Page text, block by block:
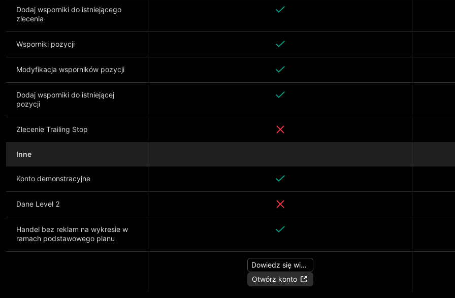
Dodaj wsporniki do istniejącego
zlecenia
Wsporniki pozycji
Modyfikacja wsporników pozycji
Dodaj wsporniki do istniejącej
pozycji
Zlecenie Trailing Stop
Inne
Konto demonstracyjne
Dane Level 2
Handel bez reklam na wykresie w
ramach podstawowego planu
Dowiedz się więcej
Otwórz konto